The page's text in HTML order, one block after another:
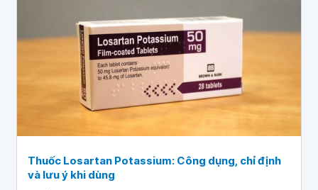
Thuốc Losartan Potassium: Công dụng, chỉ định
và lưu ý khi dùng